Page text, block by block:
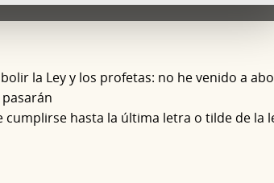
la Ley y los profetas: no he venido a
cumplirse hasta la última letra o tilde de la